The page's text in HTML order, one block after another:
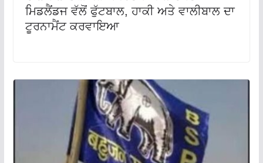
ਮਿਡਲੈਂਡਜ ਵੱਲੋਂ ਫੁੱਟਬਾਲ, ਹਾਕੀ ਅਤੇ ਵਾਲੀਬਾਲ ਦਾ
ਟੂਰਨਾਮੈਂਟ ਕਰਵਾਇਆ